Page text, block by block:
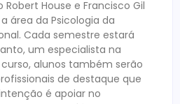
House e Francisco Gil
área da Psicologia da
Cada semestre estará
um especialista na
alunos também serão
de destaque que
é apoiar no